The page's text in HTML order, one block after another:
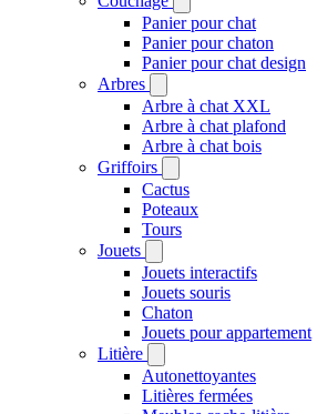
Panier pour chat
Panier pour chaton
Panier pour chat design
Arbres
Arbre à chat XXL
Arbre à chat plafond
Arbre à chat bois
Griffoirs
Cactus
Poteaux
Tours
Jouets
Jouets interactifs
Jouets souris
Chaton
Jouets pour appartement
Litière
Autonettoyantes
Litières fermées